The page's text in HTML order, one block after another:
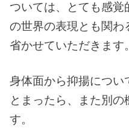
ついては、とても感覚
の世界の表現とも関わ
省かせていただきます。
身体面から抑揚につい
とまったら、また別の
す。